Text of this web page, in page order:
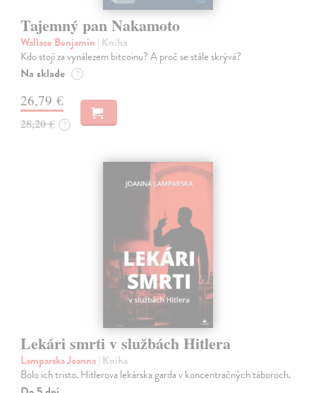
Tajemný pan Nakamoto
Wallace Benjamin | Kniha
Kdo stojí za vynálezem bitcoinu? A proč se stále skrývá?
Na sklade ?
26,79 €
28,20 € ?
Lekári smrti v službách Hitlera
Lamparska Joanna| Kniha
Bolo ich tristo. Hitlerova lekárska garda v koncentračných táboroch.